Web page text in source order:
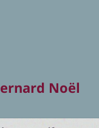
Noël